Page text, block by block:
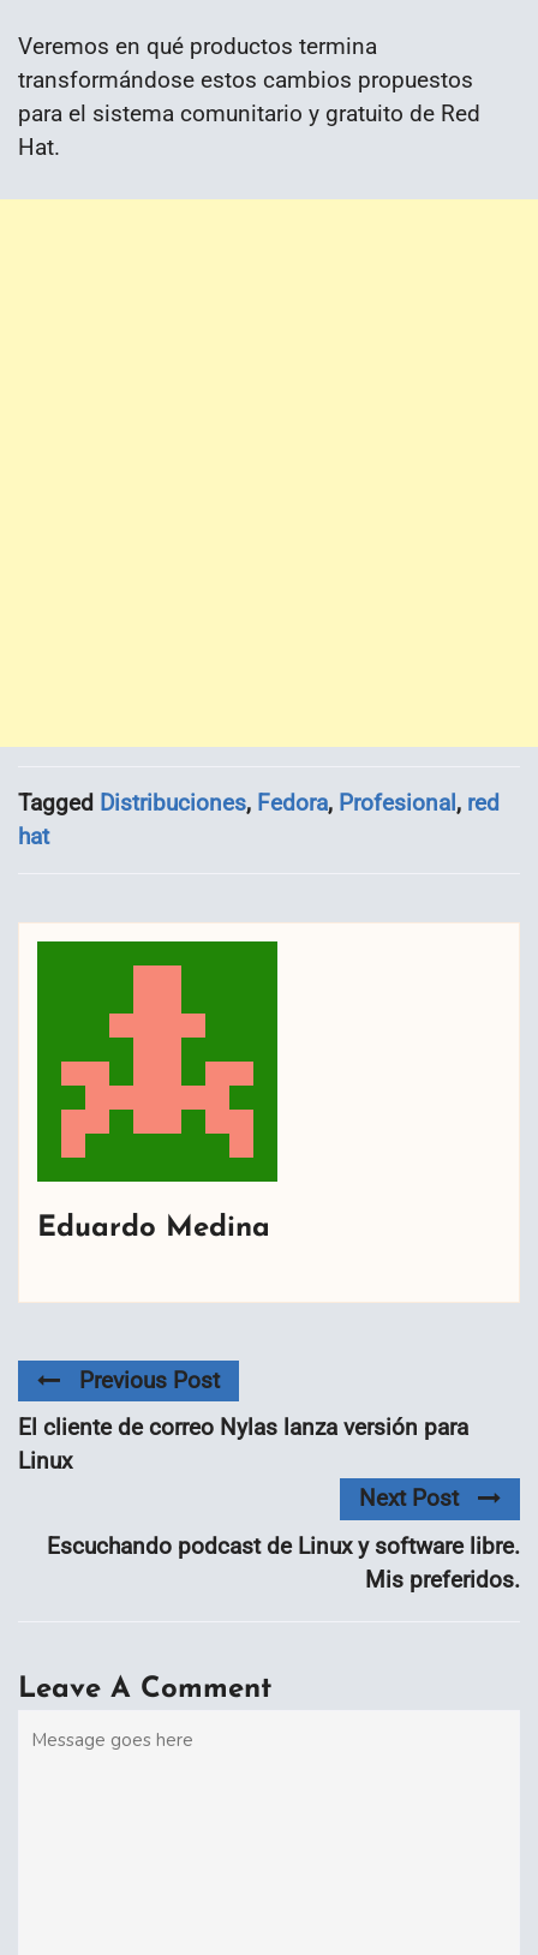
Veremos en qué productos termina
transformándose estos cambios propuestos
para el sistema comunitario y gratuito de Red
Hat.
Tagged Distribuciones, Fedora, Profesional, red
hat
Eduardo Medina
Previous Post
El cliente de correo Nylas lanza versión para
Linux
Next Post
Escuchando podcast de Linux y software libre.
Mis preferidos.
Leave A Comment